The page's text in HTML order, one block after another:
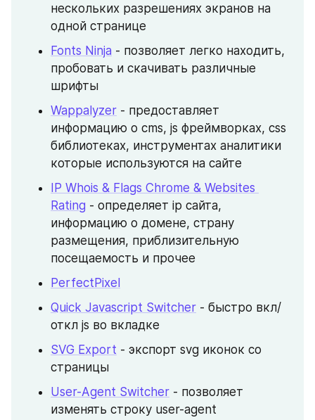
нескольких разрешениях экранов на
одной странице
Fonts Ninja - позволяет легко находить,
пробовать и скачивать различные
шрифты
Wappalyzer - предоставляет
информацию о cms, js фреймворках, css
библиотеках, инструментах аналитики
которые используются на сайте
IP Whois & Flags Chrome & Websites
Rating - определяет ip сайта,
информацию о домене, страну
размещения, приблизительную
посещаемость и прочее
PerfectPixel
Quick Javascript Switcher - быстро вкл/
откл js во вкладке
SVG Export - экспорт svg иконок со
страницы
User-Agent Switcher - позволяет
изменять строку user-agent